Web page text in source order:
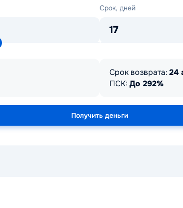
Срок, дней
17
Срок,
Срок возврата: 24
ПСК: До 292%
Получить деньги